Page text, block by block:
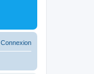
Connexion